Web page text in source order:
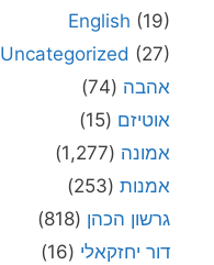
English (19)
Uncategorized (27)
אהבה (74)
אוטיזם (15)
אמונה (1,277)
אמנות (253)
גרשון הכהן (818)
דור יחזקאלי (16)